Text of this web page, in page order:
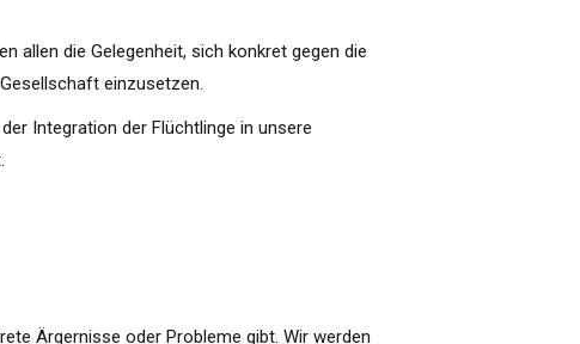
allen die Gelegenheit, sich konkret gegen die
einzusetzen.
Integration der Flüchtlinge in unsere
Ärgernisse oder Probleme gibt. Wir werden